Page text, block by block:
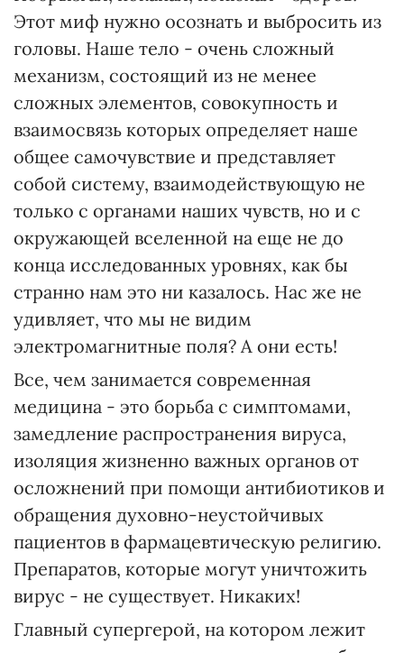
Этот миф нужно осознать и выбросить из
головы. Наше тело - очень сложный
механизм, состоящий из не менее
сложных элементов, совокупность и
взаимосвязь которых определяет наше
общее самочувствие и представляет
собой систему, взаимодействующую не
только с органами наших чувств, но и с
окружающей вселенной на еще не до
конца исследованных уровнях, как бы
странно нам это ни казалось. Нас же не
удивляет, что мы не видим
электромагнитные поля? А они есть!
Все, чем занимается современная
медицина - это борьба с симптомами,
замедление распространения вируса,
изоляция жизненно важных органов от
осложнений при помощи антибиотиков и
обращения духовно-неустойчивых
пациентов в фармацевтическую религию.
Препаратов, которые могут уничтожить
вирус - не существует. Никаких!
Главный супергерой, на котором лежит